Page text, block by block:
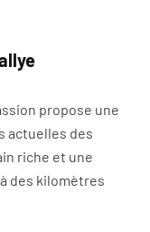
propose une
actuelles des
riche et une
des kilomètres